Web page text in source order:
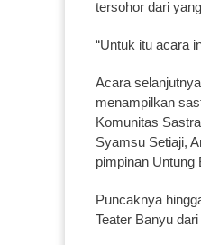
tersohor dari
“Untuk itu acara
Acara
menampilkan
Komunitas
Syamsu Setiaji,
pimpinan Untung
Puncaknya
Teater Banyu